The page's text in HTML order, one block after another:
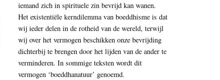
iemand zich in spirituele zin bevrijd kan wanen.
Het existentiële kerndilemma van boeddhisme is dat
wij ieder delen in de rotheid van de wereld, terwijl
wij over het vermogen beschikken onze bevrijding
dichterbij te brengen door het lijden van de ander te
verminderen. In sommige teksten wordt dit
vermogen ‘boeddhanatuur’ genoemd.